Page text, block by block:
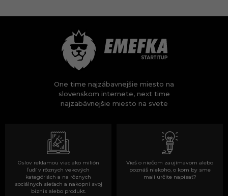
One time najzábavnejšie miesto na
slovenskom internete, next time
najzabávnejšie miesto na svete
Oslov reklamou viac ako milión
ľudí v rôznych vekových
kategóriách a na rôznych
sociálnych sieťach a nakopni svoj
biznis alebo produkt.
Vieš o niečom zaujímavom alebo
poznáš niekoho, o kom by sme
mali určite napísať?